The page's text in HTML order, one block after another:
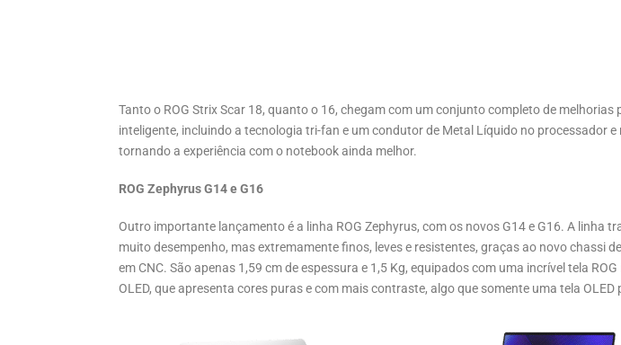
Tanto o ROG Strix Scar 18, quanto o 16, chegam com um conjunto completo de
inteligente, incluindo a tecnologia tri-fan e um condutor de Metal Líquido no processador e
tornando a experiência com o notebook ainda melhor.
ROG Zephyrus G14 e G16
Outro importante lançamento é a linha ROG Zephyrus, com os novos G14 e G16. A linha
muito desempenho, mas extremamente finos, leves e resistentes, graças ao novo chassi
em CNC. São apenas 1,59 cm de espessura e 1,5 Kg, equipados com uma incrível tela
OLED, que apresenta cores puras e com mais contraste, algo que somente uma tela